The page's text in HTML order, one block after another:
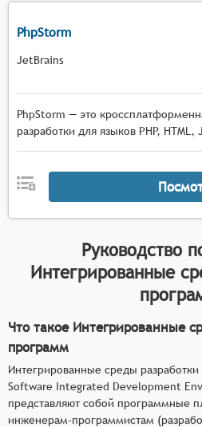
PhpStorm
JetBrains
PhpStorm — это
разработки для языков PHP, HTML,
Руководство
Интегрированные
Что такое Интегрированные
программ
Интегрированные среды
Software Integrated Development
представляют собой программные
инженерам-программистам